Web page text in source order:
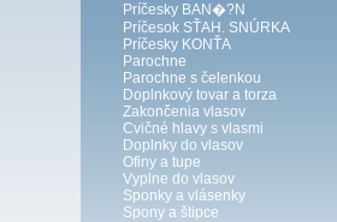
Príčesky BAN�?N
Príčesok SŤAH. SNÚRKA
Príčesky KONŤA
Parochne
Parochne s čelenkou
Doplnkový tovar a torza
Zakončenia vlasov
Cvičné hlavy s vlasmi
Doplnky do vlasov
Ofiny a tupe
Vyplne do vlasov
Sponky a vlásenky
Spony a štipce